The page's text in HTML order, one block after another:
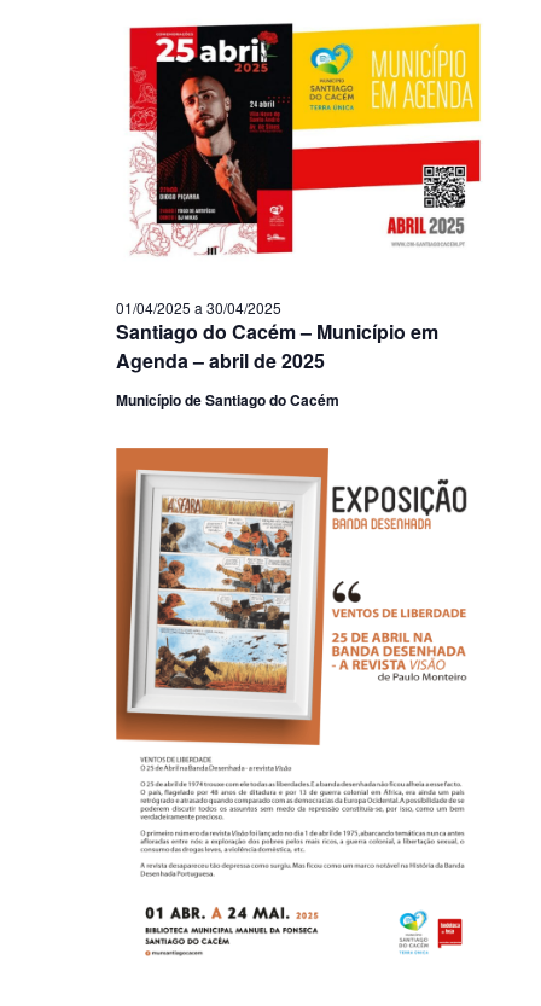
Santiago do Cacém – Município em
Agenda – abril de 2025
01/04/2025 a 30/04/2025
Município de Santiago do Cacém